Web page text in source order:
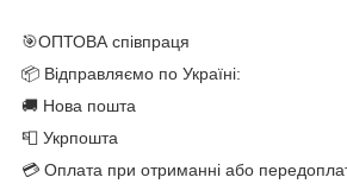
🎯ОПТОВА співпраця
📦 Відправляємо по Україні:
🚚 Нова пошта
📮 Укрпошта
💳 Оплата при отриманні або